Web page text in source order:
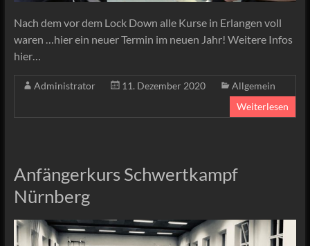
Nach dem vor dem Lock Down alle Kurse in Erlangen voll
waren …hier ein neuer Termin im neuen Jahr! Weitere Infos
hier…
Administrator 11. Dezember 2020
Allgemein
Weiterlesen
Anfängerkurs Schwertkampf
Nürnberg